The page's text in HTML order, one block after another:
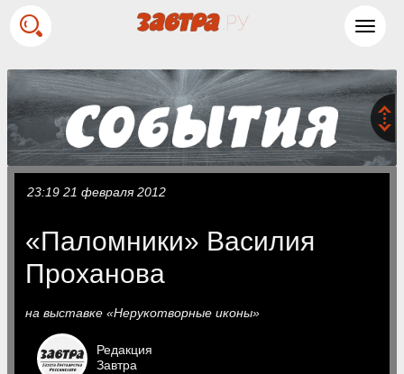
23:19 21 февраля 2012
«Паломники» Василия
Проханова
на выставке «Нерукотворные иконы»
Редакция
Завтра